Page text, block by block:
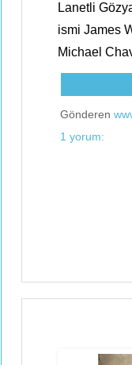
Lanetli
ismi James
Michael
Gönderen
1 yorum: